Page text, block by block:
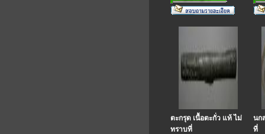
ตะกรุด เนื้อตะกั่ว แท้ ไม่
ทราบที่
นก
ที่